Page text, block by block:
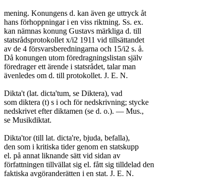
mening. Konungens d. kan även ge uttryck åt
hans förhoppningar i en viss riktning. Ss. ex.
kan nämnas konung Gustavs märkliga d. till
statsrådsprotokollet x/i2 1911 vid tillsättandet
av de 4 försvarsberedningarna och 15/i2 s. å.
Då konungen utom föredragningslistan själv
föredrager ett ärende i statsrådet, talar man
ävenledes om d. till protokollet. J. E. N.
Dikta't (lat. dicta'tum, se Diktera), vad
som diktera (t) s i och för nedskrivning; stycke
nedskrivet efter diktamen (se d. o.). — Mus.,
se Musikdiktat.
Dikta'tor (till lat. dicta're, bjuda, befalla),
den som i kritiska tider genom en statskupp
el. på annat liknande sätt vid sidan av
författningen tillvällat sig el. fått sig tilldelad den
faktiska avgöranderätten i en stat. J. E. N.